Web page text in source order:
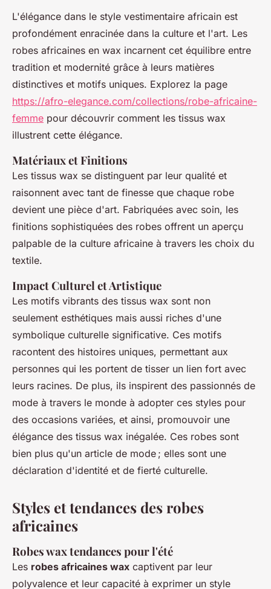
L'élégance dans le style vestimentaire africain est
profondément enracinée dans la culture et l'art. Les
robes africaines en wax incarnent cet équilibre entre
tradition et modernité grâce à leurs matières
distinctives et motifs uniques. Explorez la page
https://afro-elegance.com/collections/robe-africaine-
femme pour découvrir comment les tissus wax
illustrent cette élégance.
Matériaux et Finitions
Les tissus wax se distinguent par leur qualité et
raisonnent avec tant de finesse que chaque robe
devient une pièce d'art. Fabriquées avec soin, les
finitions sophistiquées des robes offrent un aperçu
palpable de la culture africaine à travers les choix du
textile.
Impact Culturel et Artistique
Les motifs vibrants des tissus wax sont non
seulement esthétiques mais aussi riches d'une
symbolique culturelle significative. Ces motifs
racontent des histoires uniques, permettant aux
personnes qui les portent de tisser un lien fort avec
leurs racines. De plus, ils inspirent des passionnés de
mode à travers le monde à adopter ces styles pour
des occasions variées, et ainsi, promouvoir une
élégance des tissus wax inégalée. Ces robes sont
bien plus qu'un article de mode ; elles sont une
déclaration d'identité et de fierté culturelle.
Styles et tendances des robes
africaines
Robes wax tendances pour l'été
Les robes africaines wax captivent par leur
polyvalence et leur capacité à exprimer un style